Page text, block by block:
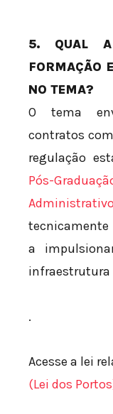
5. QUAL A
FORMAÇÃO
NO TEMA?
O tema
contratos
regulação
Pós-
a
infraestrutura
.
Acesse a lei
(Lei dos